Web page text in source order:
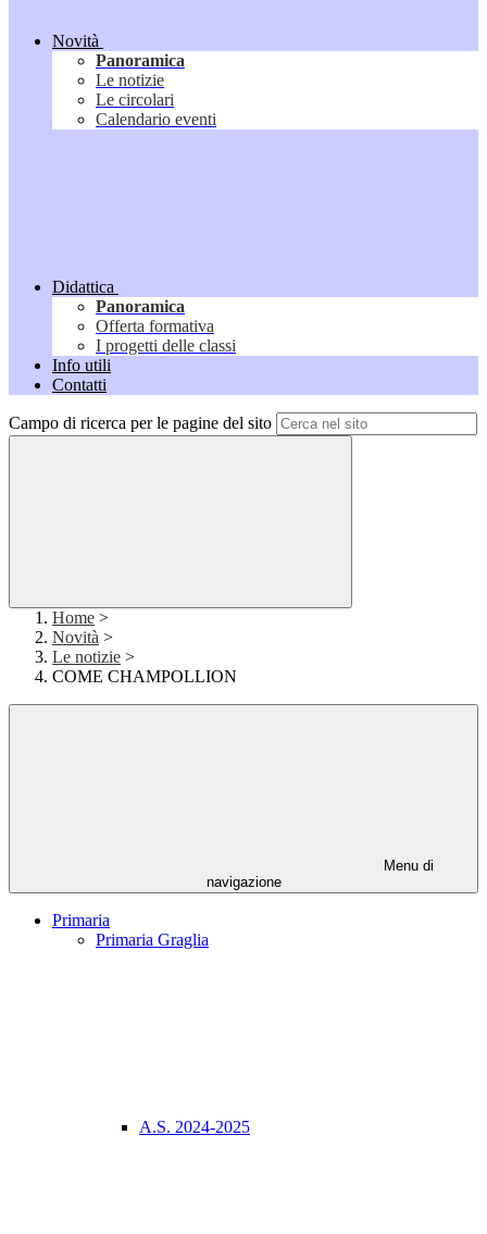
Novità
Panoramica
Le notizie
Le circolari
Calendario eventi
Didattica
Panoramica
Offerta formativa
I progetti delle classi
Info utili
Contatti
Campo di ricerca per le pagine del sito
Home >
Novità >
Le notizie >
COME CHAMPOLLION
Menu di
navigazione
Primaria
Primaria Graglia
A.S. 2024-2025